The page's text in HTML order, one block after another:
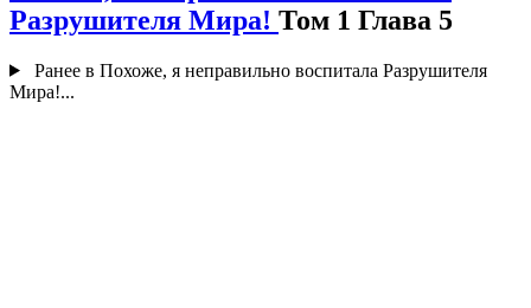
Разрушителя Мира! Том 1 Глава 5
Ранее в Похоже, я неправильно воспитала Разрушителя
Мира!...